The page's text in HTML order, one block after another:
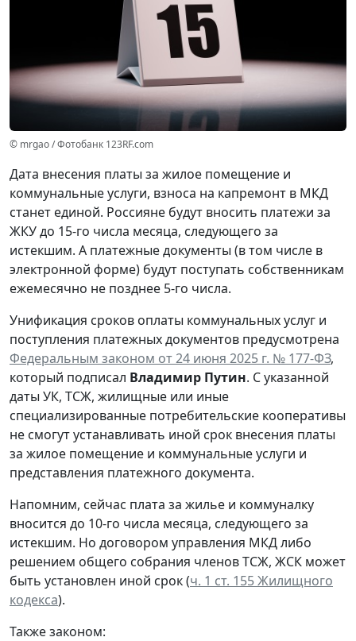
© mrgao / Фотобанк 123RF.com
Дата внесения платы за жилое помещение и
коммунальные услуги, взноса на капремонт в МКД
станет единой. Россияне будут вносить платежи за
ЖКУ до 15-го числа месяца, следующего за
истекшим. А платежные документы (в том числе в
электронной форме) будут поступать собственникам
ежемесячно не позднее 5-го числа.
Унификация сроков оплаты коммунальных услуг и
поступления платежных документов предусмотрена
Федеральным законом от 24 июня 2025 г. № 177-ФЗ,
который подписал Владимир Путин. С указанной
даты УК, ТСЖ, жилищные или иные
специализированные потребительские кооперативы
не смогут устанавливать иной срок внесения платы
за жилое помещение и коммунальные услуги и
представления платежного документа.
Напомним, сейчас плата за жилье и коммуналку
вносится до 10-го числа месяца, следующего за
истекшим. Но договором управления МКД либо
решением общего собрания членов ТСЖ, ЖСК может
быть установлен иной срок (ч. 1 ст. 155 Жилищного
кодекса).
Также законом: